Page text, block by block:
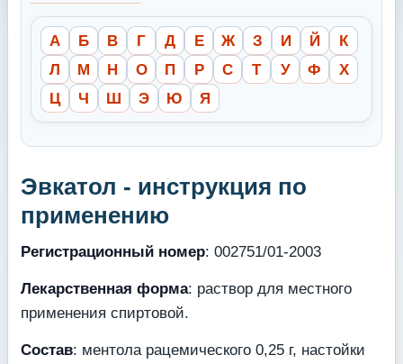
А Б В Г Д Е Ж З И Й
К
Л
М Н О П Р С Т У Ф
Х
Ц
Ч Ш Э Ю Я
Эвкатол - инструкция по
применению
Регистрационный номер: 002751/01-2003
Лекарственная форма: раствор для местного
применения спиртовой.
Состав: ментола рацемического 0,25 г, настойки